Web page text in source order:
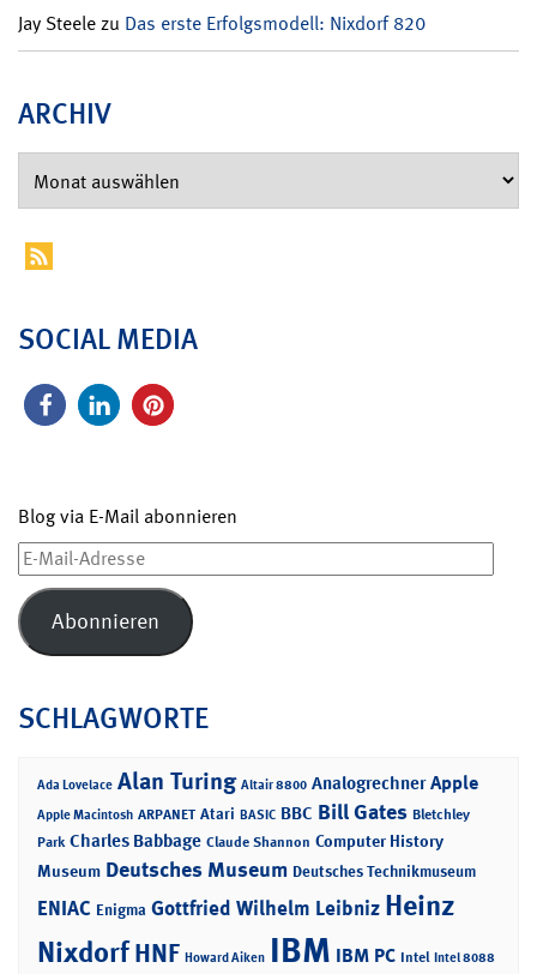
Jay Steelezu Das erste Erfolgsmodell: Nixdorf 820
ARCHIV
SOCIAL MEDIA
Blog via E-Mail abonnieren
E-
Mail-
Adresse
Abonnieren
SCHLAGWORTE
Ada Lovelace Alan Turing Altair 8800 Analogrechner Apple
Apple Macintosh ARPANET Atari BASIC BBC Bill Gates Bletchley
Park Charles Babbage Claude Shannon Computer History
Museum Deutsches Museum Deutsches Technikmuseum
ENIAC Enigma Gottfried Wilhelm Leibniz Heinz
NixdorfHNF Howard Aiken IBM IBM PC Intel Intel 8088